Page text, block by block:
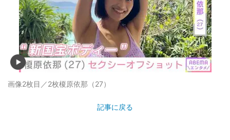
画像2枚目／2枚榎原依那（27）
記事に戻る